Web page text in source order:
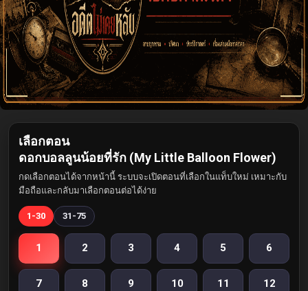
เลือกตอน
ดอกบอลลูนน้อยที่รัก (My Little Balloon Flower)
กดเลือกตอนได้จากหน้านี้ ระบบจะเปิดตอนที่เลือกในแท็บใหม่ เหมาะกับ
มือถือและกลับมาเลือกตอนต่อได้ง่าย
1-30 31-75
1 2 3 4 5 6
7 8 9 10 11 12